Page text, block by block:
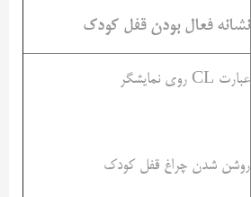
نشانه فعال بودن قفل کودک
عبارت CL روی نمایشگر
روشن شدن چراغ قفل کودک